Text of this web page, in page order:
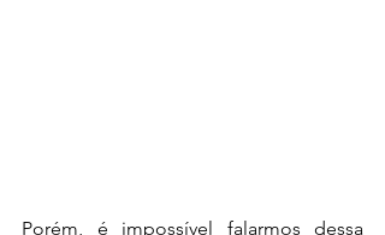
Porém, é impossível falarmos dessa